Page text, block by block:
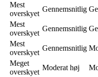
Mest
overskyet
Gennemsnitlig
Mest
overskyet
Gennemsnitlig
Mest
overskyet
Gennemsnitlig
Meget
overskyet
Moderat høj